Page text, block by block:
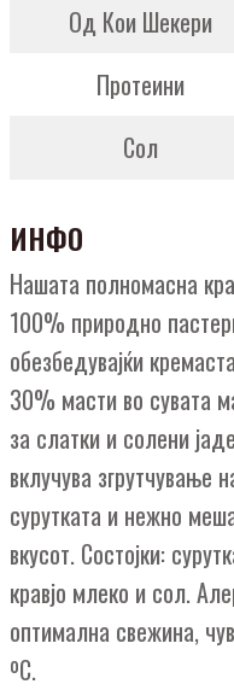
Од Кои Шекери
Протеини
Сол
ИНФО
Нашата полномасна
100% природно
обезбедувајќи
30% масти во сувата
за слатки и солени
вклучува згрутчување
сурутката и нежно
вкусот. Состојки:
кравјо млеко и сол.
оптимална свежина,
ºC.